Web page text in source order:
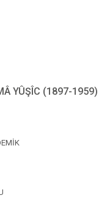
YÛŞÎC (1897-1959)